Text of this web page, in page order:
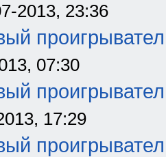
2013, 23:36
07:30
17:29